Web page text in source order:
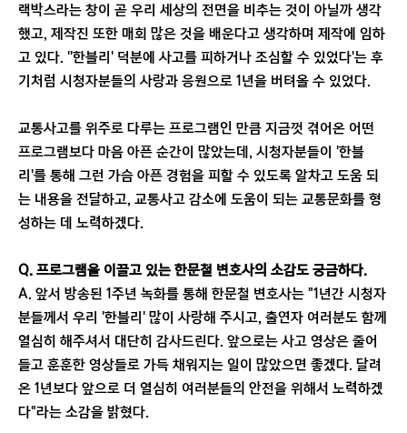
랙박스라는 창이 곧 우리 세상의 전면을 비추는 것이 아닐까 생각
했고, 제작진 또한 매회 많은 것을 배운다고 생각하며 제작에 임하
고 있다. ''한블리' 덕분에 사고를 피하거나 조심할 수 있었다'는 후
기처럼 시청자분들의 사랑과 응원으로 1년을 버텨올 수 있었다.
교통사고를 위주로 다루는 프로그램인 만큼 지금껏 겪어온 어떤
프로그램보다 마음 아픈 순간이 많았는데, 시청자분들이 '한블
리'를 통해 그런 가슴 아픈 경험을 피할 수 있도록 알차고 도움 되
는 내용을 전달하고, 교통사고 감소에 도움이 되는 교통문화를 형
성하는 데 노력하겠다.
Q. 프로그램을 이끌고 있는 한문철 변호사의 소감도 궁금하다.
A. 앞서 방송된 1주년 녹화를 통해 한문철 변호사는 "1년간 시청자
분들께서 우리 '한블리' 많이 사랑해 주시고, 출연자 여러분도 함께
열심히 해주셔서 대단히 감사드린다. 앞으로는 사고 영상은 줄어
들고 훈훈한 영상들로 가득 채워지는 일이 많았으면 좋겠다. 달려
온 1년보다 앞으로 더 열심히 여러분들의 안전을 위해서 노력하겠
다"라는 소감을 밝혔다.